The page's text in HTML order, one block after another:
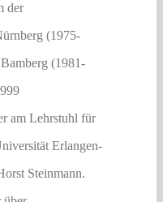
der
(1975-
(1981-
am Lehrstuhl für
Erlangen-
Steinmann.